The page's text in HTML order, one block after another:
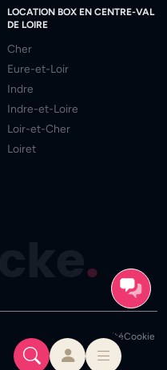
LOCATION BOX EN CENTRE-VAL
DE LOIRE
Cher
Eure-et-Loir
Indre
Indre-et-Loire
Loir-et-Cher
Loiret
.
Mentions ConfidentialitéCookie